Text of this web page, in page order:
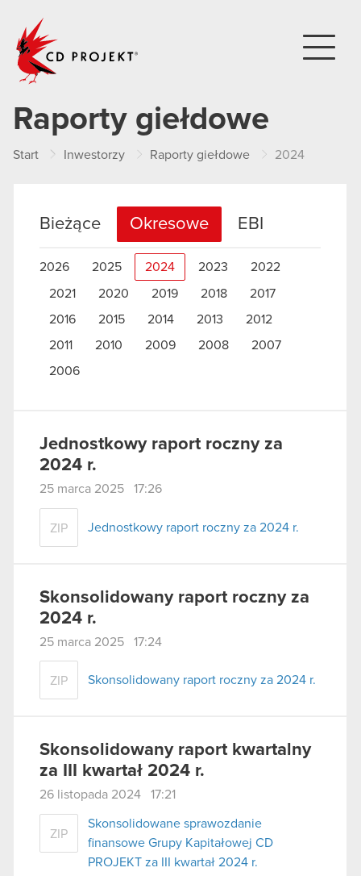
Raporty giełdowe
Start Inwestorzy Raporty giełdowe 2024
Bieżące Okresowe EBI
2026 2025 2024 2023 2022
2021 2020 2019 2018
2017
2016
2015 2014 2013
2012
2011
2010 2009 2008
2007
2006
Jednostkowy raport roczny za
2024 r.
25 marca 2025 17:26
ZIP Jednostkowy raport roczny za 2024 r.
Skonsolidowany raport roczny za
2024 r.
25 marca 2025 17:24
ZIP Skonsolidowany raport roczny za 2024 r.
Skonsolidowany raport kwartalny
za III kwartał 2024 r.
26 listopada 2024 17:21
ZIP
Skonsolidowane sprawozdanie
finansowe Grupy Kapitałowej CD
PROJEKT za III kwartał 2024 r.